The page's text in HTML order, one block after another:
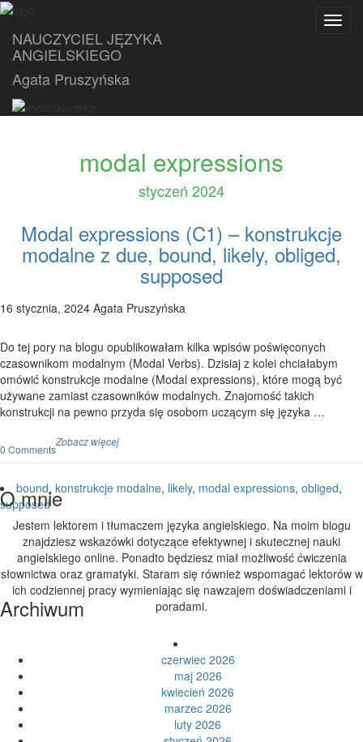
NAUCZYCIEL JĘZYKA
ANGIELSKIEGO
Agata Pruszyńska
modal expressions
styczeń 2024
Modal expressions (C1) – konstrukcje
modalne z due, bound, likely, obliged,
supposed
16 stycznia, 2024 Agata Pruszyńska
Do tej pory na blogu opublikowałam kilka wpisów poświęconych
czasownikom modalnym (Modal Verbs). Dzisiaj z kolei chciałabym
omówić konstrukcje modalne (Modal expressions), które mogą być
używane zamiast czasowników modalnych. Znajomość takich
konstrukcji na pewno przyda się osobom uczącym się języka …
0 Comments
Zobacz więcej
bound, konstrukcje modalne, likely, modal expressions, obliged,
supposed
O mnie
Jestem lektorem i tłumaczem języka angielskiego. Na moim blogu
znajdziesz wskazówki dotyczące efektywnej i skutecznej nauki
angielskiego online. Ponadto będziesz miał możliwość ćwiczenia
słownictwa oraz gramatyki. Staram się również wspomagać lektorów w
ich codziennej pracy wymieniając się nawzajem doświadczeniami i
poradami.
Archiwum
czerwiec 2026
maj 2026
kwiecień 2026
marzec 2026
luty 2026